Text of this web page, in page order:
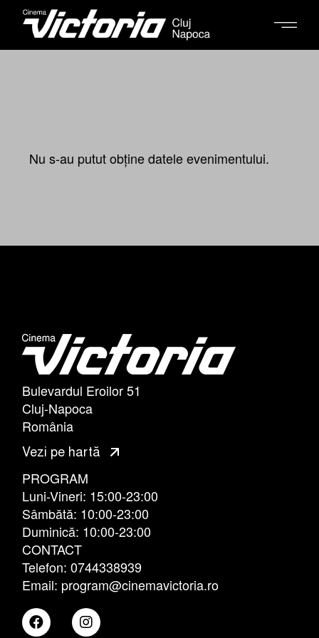
Nu s-au putut obține datele evenimentului.
Bulevardul Eroilor 51
Cluj-Napoca
România
Vezi pe hartă
PROGRAM
Luni-Vineri: 15:00-23:00
Sâmbătă: 10:00-23:00
Duminică: 10:00-23:00
CONTACT
Telefon: 0744338939
Email: program@cinemavictoria.ro